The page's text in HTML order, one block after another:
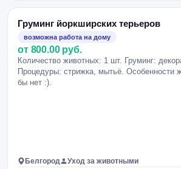
Груминг йоркширских терьеров
возможна работа на дому
от 800.00 руб.
Количество животных: 1 шт. Груминг:
Процедуры: стрижка, мытьё. Особенности
бы нет :).
Белгород Уход за животными